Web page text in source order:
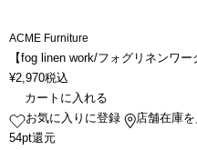
ACME Furniture
【fog linen work/フォグリネンワ
¥2,970税込
カートに入れる
お気に入りに登録
店舗在庫
54pt還元